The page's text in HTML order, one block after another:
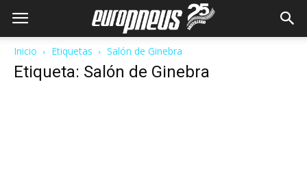
Inicio Etiquetas Salón de Ginebra
Etiqueta: Salón de Ginebra